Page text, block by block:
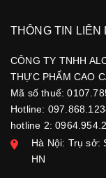
THÔNG TIN LIÊN
CÔNG TY TNHH
THỰC PHẨM CAO
Mã số thuế:
Hotline:
hotline 2:
Hà Nội: Trụ sở:
HN